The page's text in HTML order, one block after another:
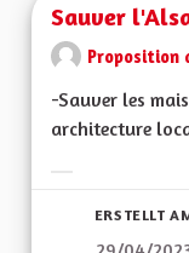
Sauver
Proposition
-Sauver les
architecture
ERSTELLT